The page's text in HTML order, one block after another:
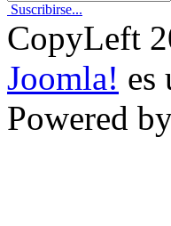
Suscribirse...
CopyLeft
Joomla! es
Powered